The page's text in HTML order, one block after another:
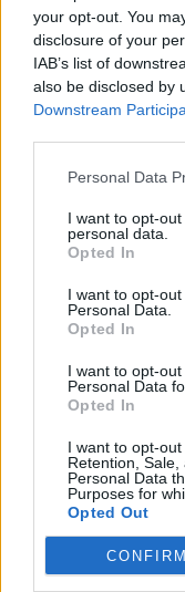
your opt-out. You
disclosure of your
IAB’s list of
also be disclosed by
Downstream
Personal Data
I want to opt-
personal data.
Opted In
I want to opt-
Personal Data.
Opted In
I want to opt-
Personal Data
Opted In
I want to opt-out
Retention,
Personal Data
Purposes for
Opted Out
CONFIRM